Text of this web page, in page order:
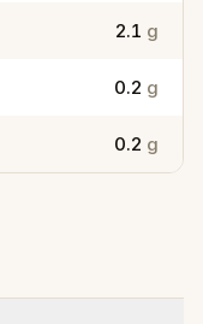
2.1 g
0.2 g
0.2 g